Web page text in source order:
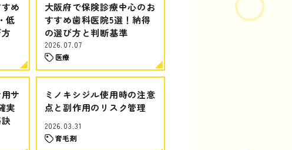
め
低
大阪府で保険診療中心のお
すすめ歯科医院5選！納得
の選び方と判断基準
2026.07.07
医療
サ
実
ミノキシジル使用時の注意
点と副作用のリスク管理
2026.03.31
育毛剤